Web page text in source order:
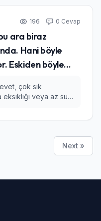
196 0 Cevap
ara biraz
Hani böyle
Eskiden böyle...
çok sık
eksikliği veya az su
Next »